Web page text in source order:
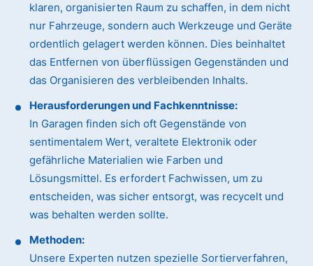
klaren, organisierten Raum zu schaffen, in dem nicht
nur Fahrzeuge, sondern auch Werkzeuge und Geräte
ordentlich gelagert werden können. Dies beinhaltet
das Entfernen von überflüssigen Gegenständen und
das Organisieren des verbleibenden Inhalts.
Herausforderungen und Fachkenntnisse:
In Garagen finden sich oft Gegenstände von
sentimentalem Wert, veraltete Elektronik oder
gefährliche Materialien wie Farben und
Lösungsmittel. Es erfordert Fachwissen, um zu
entscheiden, was sicher entsorgt, was recycelt und
was behalten werden sollte.
Methoden:
Unsere Experten nutzen spezielle Sortierverfahren,